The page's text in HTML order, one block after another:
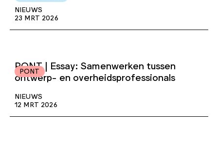
NIEUWS
23 MRT 2026
PONT
PONT | Essay: Samenwerken tussen
ontwerp- en overheidsprofessionals
NIEUWS
12 MRT 2026